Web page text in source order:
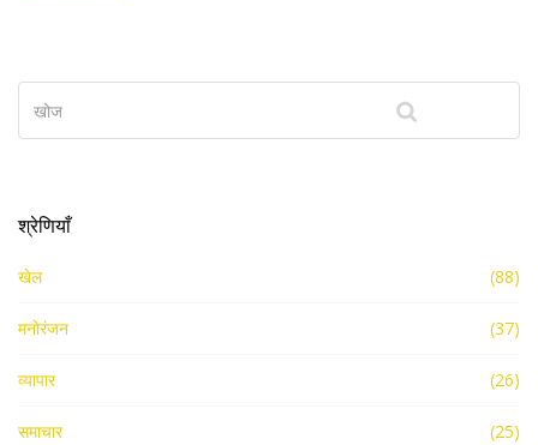
श्रेणियाँ
खेल (88)
मनोरंजन (37)
व्यापार (26)
समाचार (25)